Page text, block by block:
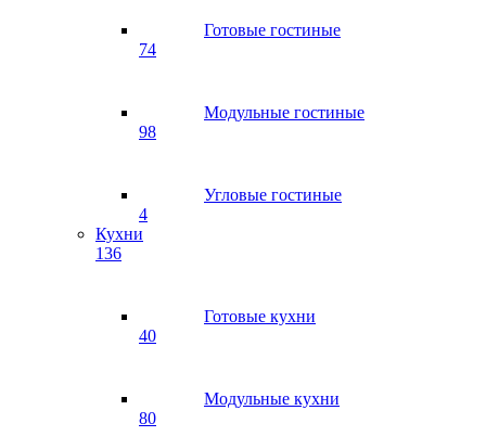
Готовые гостиные
74
Модульные гостиные
98
Угловые гостиные
4
Кухни
136
Готовые кухни
40
Модульные кухни
80